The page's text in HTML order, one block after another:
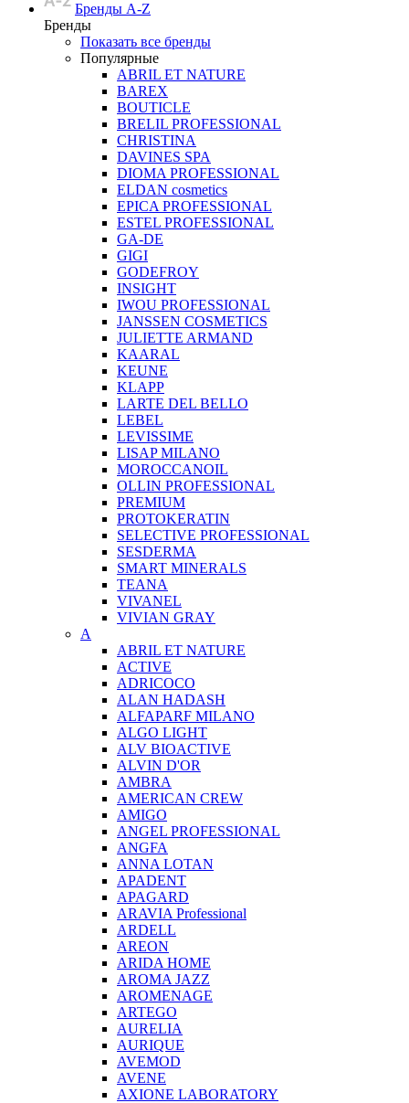
Бренды A-Z
Бренды
Показать все бренды
Популярные
ABRIL ET NATURE
BAREX
BOUTICLE
BRELIL PROFESSIONAL
CHRISTINA
DAVINES SPA
DIOMA PROFESSIONAL
ELDAN cosmetics
EPICA PROFESSIONAL
ESTEL PROFESSIONAL
GA-DE
GIGI
GODEFROY
INSIGHT
IWOU PROFESSIONAL
JANSSEN COSMETICS
JULIETTE ARMAND
KAARAL
KEUNE
KLAPP
LARTE DEL BELLO
LEBEL
LEVISSIME
LISAP MILANO
MOROCCANOIL
OLLIN PROFESSIONAL
PREMIUM
PROTOKERATIN
SELECTIVE PROFESSIONAL
SESDERMA
SMART MINERALS
TEANA
VIVANEL
VIVIAN GRAY
A
ABRIL ET NATURE
ACTIVE
ADRICOCO
ALAN HADASH
ALFAPARF MILANO
ALGO LIGHT
ALV BIOACTIVE
ALVIN D'OR
AMBRA
AMERICAN CREW
AMIGO
ANGEL PROFESSIONAL
ANGFA
ANNA LOTAN
APADENT
APAGARD
ARAVIA Professional
ARDELL
AREON
ARIDA HOME
AROMA JAZZ
AROMENAGE
ARTEGO
AURELIA
AURIQUE
AVEMOD
AVENE
AXIONE LABORATORY